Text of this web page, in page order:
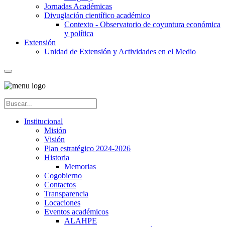
Jornadas Académicas
Divuglación científico académico
Contexto - Observatorio de coyuntura económica
y política
Extensión
Unidad de Extensión y Actividades en el Medio
Institucional
Misión
Visión
Plan estratégico 2024-2026
Historia
Memorias
Cogobierno
Contactos
Transparencia
Locaciones
Eventos académicos
ALAHPE